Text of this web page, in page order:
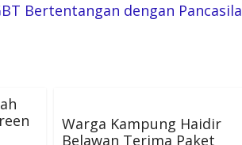
Bertentangan dengan Pancasila
Warga Kampung Haidir
Belawan Terima Paket